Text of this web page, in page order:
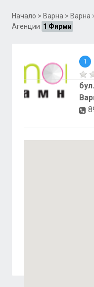
Начало > Варна > Варна
Агенции 1 Фирми
1